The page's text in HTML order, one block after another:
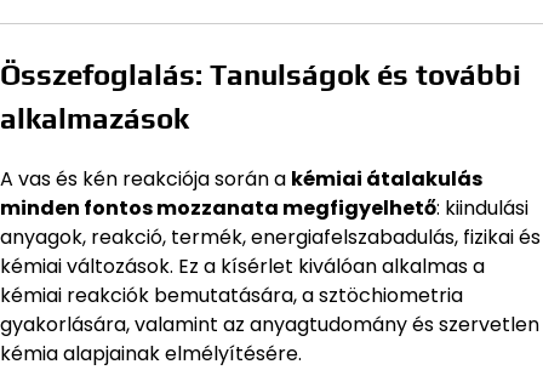
Összefoglalás: Tanulságok és további
alkalmazások
A vas és kén reakciója során a kémiai átalakulás
minden fontos mozzanata megfigyelhető: kiindulási
anyagok, reakció, termék, energiafelszabadulás, fizikai és
kémiai változások. Ez a kísérlet kiválóan alkalmas a
kémiai reakciók bemutatására, a sztöchiometria
gyakorlására, valamint az anyagtudomány és szervetlen
kémia alapjainak elmélyítésére.